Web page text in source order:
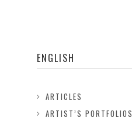
ENGLISH
ARTICLES
ARTIST’S PORTFOLIOS